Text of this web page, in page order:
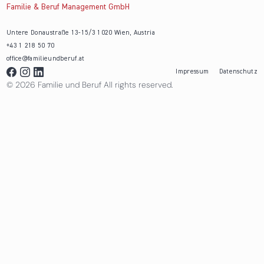
Familie & Beruf Management GmbH
Untere Donaustraße 13-15/3 1020 Wien, Austria
+43 1 218 50 70
office@familieundberuf.at
Impressum
Datenschutz
© 2026 Familie und Beruf All rights reserved.